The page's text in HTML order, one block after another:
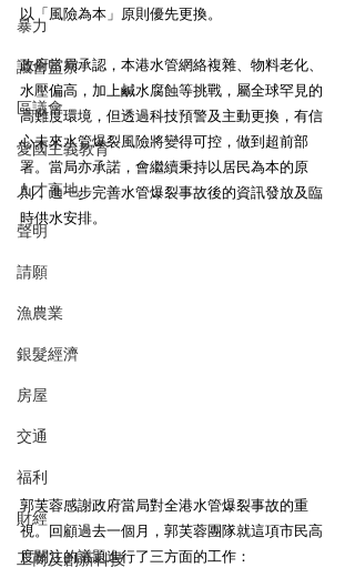
暴力
議會監察
區議會
愛國主義教育
人才高地
聲明
請願
漁農業
銀髮經濟
房屋
交通
福利
財經
工商及創新科技
以「風險為本」原則優先更換。
政府當局承認，本港水管網絡複雜、物料老化、
水壓偏高，加上鹹水腐蝕等挑戰，屬全球罕見的
高難度環境，但透過科技預警及主動更換，有信
心未來水管爆裂風險將變得可控，做到超前部
署。當局亦承諾，會繼續秉持以居民為本的原
則，進一步完善水管爆裂事故後的資訊發放及臨
時供水安排。
郭芙蓉感謝政府當局對全港水管爆裂事故的重
視。回顧過去一個月，郭芙蓉團隊就這項市民高
度關注的議題進行了三方面的工作：